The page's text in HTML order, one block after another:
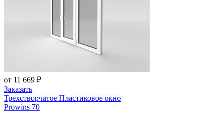
от 11 669 ₽
Заказать
Трехстворчатое Пластиковое окно
Prowins 70